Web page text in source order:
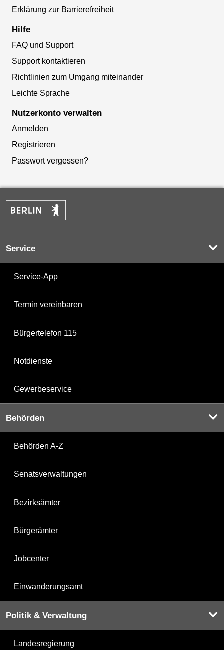
Erklärung zur Barrierefreiheit
Hilfe
FAQ und Support
Support kontaktieren
Richtlinien zum Umgang miteinander
Leichte Sprache
Nutzerkonto verwalten
Anmelden
Registrieren
Passwort vergessen?
Service
Service-App
Termin vereinbaren
Bürgertelefon 115
Notdienste
Gewerbeservice
Behörden
Behörden A-Z
Senatsverwaltungen
Bezirksämter
Bürgerämter
Jobcenter
Einwanderungsamt
Politik & Verwaltung
Landesregierung